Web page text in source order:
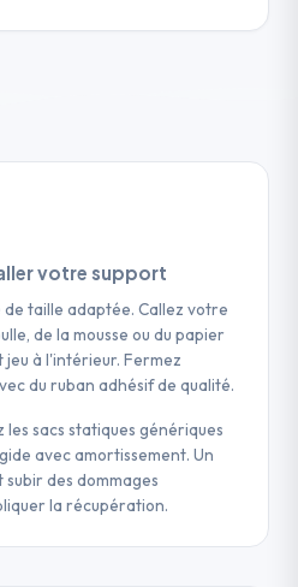
votre support
de taille adaptée. Callez votre
de la mousse ou du papier
à l'intérieur. Fermez
du ruban adhésif de qualité.
les sacs statiques génériques
avec amortissement. Un
des dommages
la récupération.